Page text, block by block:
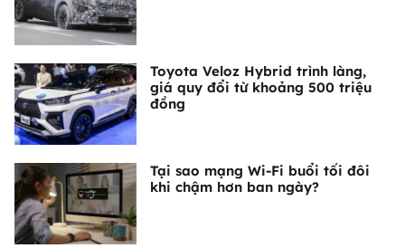
Toyota Veloz Hybrid trình làng,
giá quy đổi từ khoảng 500 triệu
đồng
Tại sao mạng Wi-Fi buổi tối đôi
khi chậm hơn ban ngày?